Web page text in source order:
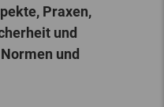
Praxen,
und
Normen und